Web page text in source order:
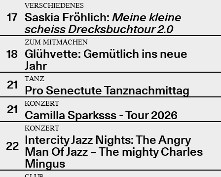
17
VERSCHIEDENES
Saskia Fröhlich: Meine kleine
scheiss Drecksbuchtour 2.0
18
ZUM MITMACHEN
Glühvette: Gemütlich ins neue
Jahr
21
TANZ
Pro Senectute Tanznachmittag
21
KONZERT
Camilla Sparksss - Tour 2026
22
KONZERT
Intercity Jazz Nights: The Angry
Man Of Jazz – The mighty Charles
Mingus